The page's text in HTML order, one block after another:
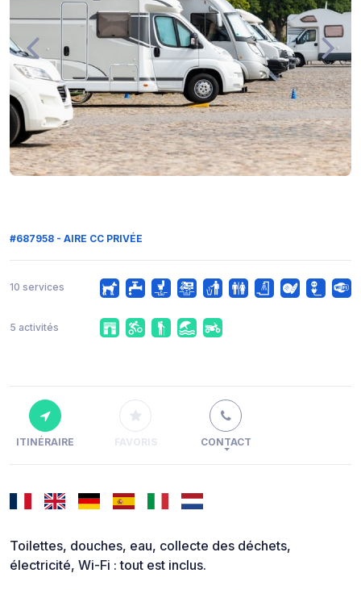
#687958 - AIRE CC PRIVÉE
10 services
5 activités
ITINÉRAIRE FAVORIS CONTACT
Toilettes, douches, eau, collecte des déchets,
électricité, Wi-Fi : tout est inclus.